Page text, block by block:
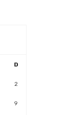
D
2
9